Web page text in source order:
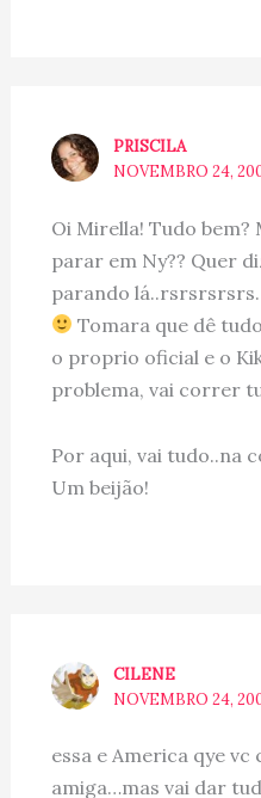
PRISCILA
NOVEMBRO 24,
Oi Mirella! Tudo bem?
parar em Ny?? Quer
parando lá..rsrsrsrsrs.
Tomara que dê
o proprio oficial e o
problema, vai correr
Por aqui, vai tudo..na
Um beijão!
CILENE
NOVEMBRO 24,
essa e America qye
amiga…mas vai dar